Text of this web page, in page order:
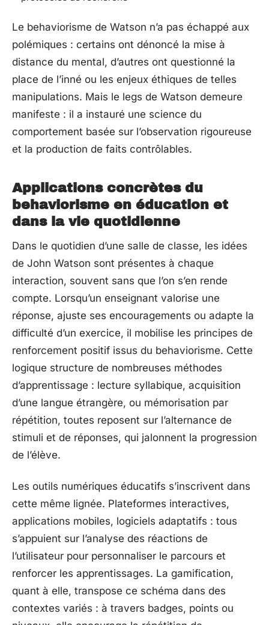
Le behaviorisme de Watson n’a pas échappé aux
polémiques : certains ont dénoncé la mise à
distance du mental, d’autres ont questionné la
place de l’inné ou les enjeux éthiques de telles
manipulations. Mais le legs de Watson demeure
manifeste : il a instauré une science du
comportement basée sur l’observation rigoureuse
et la production de faits contrôlables.
Applications concrètes du
behaviorisme en éducation et
dans la vie quotidienne
Dans le quotidien d’une salle de classe, les idées
de John Watson sont présentes à chaque
interaction, souvent sans que l’on s’en rende
compte. Lorsqu’un enseignant valorise une
réponse, ajuste ses encouragements ou adapte la
difficulté d’un exercice, il mobilise les principes de
renforcement positif issus du behaviorisme. Cette
logique structure de nombreuses méthodes
d’apprentissage : lecture syllabique, acquisition
d’une langue étrangère, ou mémorisation par
répétition, toutes reposent sur l’alternance de
stimuli et de réponses, qui jalonnent la progression
de l’élève.
Les outils numériques éducatifs s’inscrivent dans
cette même lignée. Plateformes interactives,
applications mobiles, logiciels adaptatifs : tous
s’appuient sur l’analyse des réactions de
l’utilisateur pour personnaliser le parcours et
renforcer les apprentissages. La gamification,
quant à elle, transpose ce schéma dans des
contextes variés : à travers badges, points ou